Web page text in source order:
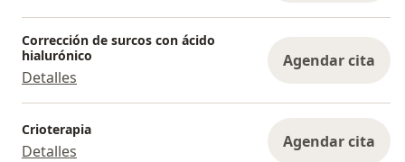
Corrección de surcos con ácido
hialurónico
Detalles
Agendar cita
Crioterapia
Detalles Agendar cita